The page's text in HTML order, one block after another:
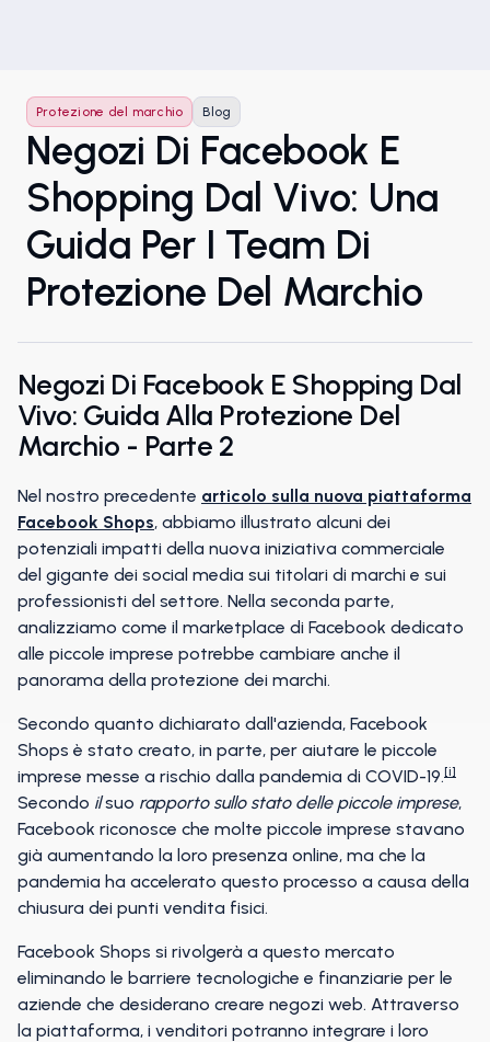
Protezione del marchio Blog
Negozi Di Facebook E
Shopping Dal Vivo: Una
Guida Per I Team Di
Protezione Del Marchio
Negozi Di Facebook E Shopping Dal
Vivo: Guida Alla Protezione Del
Marchio - Parte 2
Nel nostro precedente articolo sulla nuova piattaforma
Facebook Shops, abbiamo illustrato alcuni dei
potenziali impatti della nuova iniziativa commerciale
del gigante dei social media sui titolari di marchi e sui
professionisti del settore. Nella seconda parte,
analizziamo come il marketplace di Facebook dedicato
alle piccole imprese potrebbe cambiare anche il
panorama della protezione dei marchi.
Secondo quanto dichiarato dall'azienda, Facebook
Shops è stato creato, in parte, per aiutare le piccole
imprese messe a rischio dalla pandemia di COVID-19.[i]
Secondo ilsuo rapporto sullo stato delle piccole imprese,
Facebook riconosce che molte piccole imprese stavano
già aumentando la loro presenza online, ma che la
pandemia ha accelerato questo processo a causa della
chiusura dei punti vendita fisici.
Facebook Shops si rivolgerà a questo mercato
eliminando le barriere tecnologiche e finanziarie per le
aziende che desiderano creare negozi web. Attraverso
la piattaforma, i venditori potranno integrare i loro